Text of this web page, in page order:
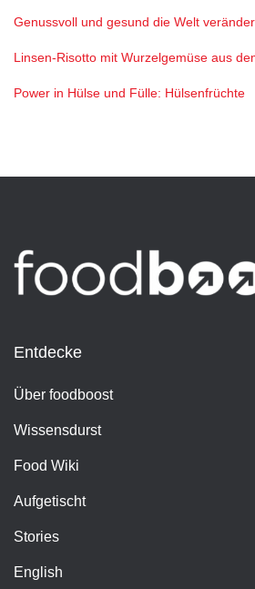
Genussvoll und gesund die Welt
Linsen-Risotto mit Wurzelgemüse aus
Power in Hülse und Fülle: Hülsenfrüchte
Entdecke
Über foodboost
Wissensdurst
Food Wiki
Aufgetischt
Stories
English